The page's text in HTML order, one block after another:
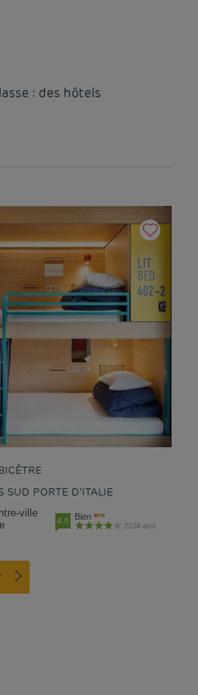
: des hôtels
SUD PORTE D'ITALIE
ville
4.0 Bien
2234 avis